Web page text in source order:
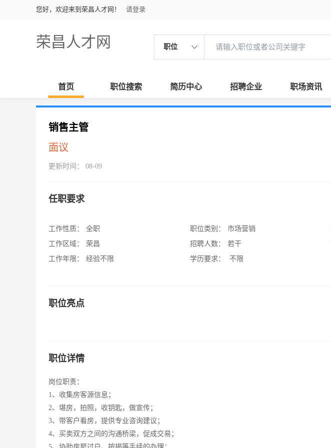
您好，欢迎来到荣昌人才网！ 请登录
荣昌人才网 职位
首页 职位搜索 简历中心 招聘企业 职场资讯
销售主管
面议
更新时间： 08-09
任职要求
工作性质：
全职
工作区域：
荣昌
工作年限：
经验不限
职位类别：
市场营销
招聘人数：
若干
学历要求：
不限
职位亮点
职位详情
岗位职责：
1、收集房客源信息；
2、堪房，拍照，收钥匙，做宣传；
3、带客户看房，提供专业咨询建议；
4、买卖双方之间的沟通桥梁，促成交易；